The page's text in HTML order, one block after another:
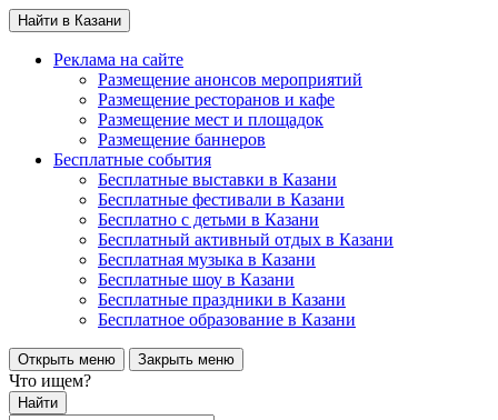
Найти в Казани
Реклама на сайте
Размещение анонсов мероприятий
Размещение ресторанов и кафе
Размещение мест и площадок
Размещение баннеров
Бесплатные события
Бесплатные выставки в Казани
Бесплатные фестивали в Казани
Бесплатно с детьми в Казани
Бесплатный активный отдых в Казани
Бесплатная музыка в Казани
Бесплатные шоу в Казани
Бесплатные праздники в Казани
Бесплатное образование в Казани
Открыть меню Закрыть меню
Что ищем?
Найти